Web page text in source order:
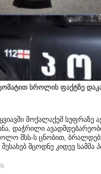
სროლის ფაქტზე
მოქალაქემ სუფრაზე
დაჭრილი
შსს-ს ცნობით,
მცოდნე კიდევ სამმა